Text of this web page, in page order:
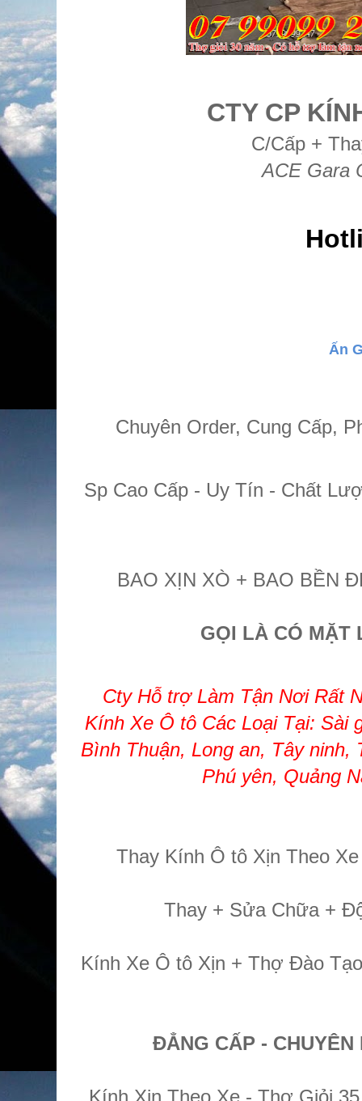
CTY CP
C/Cấp +
ACE Gara
Ấn
Chuyên Order, Cung Cấp,
Sp Cao Cấp - Uy Tín - Chất
BAO XỊN XÒ + BAO BỀN
GỌI LÀ CÓ MẶT
Cty Hỗ trợ Làm Tận Nơi Rất
Kính Xe Ô tô Các Loại Tại:
Bình Thuận, Long an, Tây ninh,
Phú yên, Quảng
Thay Kính Ô tô Xịn Theo
Thay + Sửa Chữa +
Kính Xe Ô tô Xịn + Thợ Đào
ĐẲNG CẤP -
Kính Xịn Theo Xe - Thợ Giỏi